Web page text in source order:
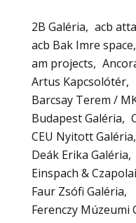
2B Galéria
acb
acb Bak Imre space
am projects
Artus Kapcsolótér
Barcsay Terem /
Budapest Galéria
CEU Nyitott Galéria
Deák Erika Galéria
Einspach &
Faur Zsófi Galéria
Ferenczy Múzeumi